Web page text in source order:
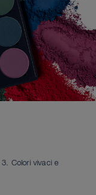
Colori vivaci e